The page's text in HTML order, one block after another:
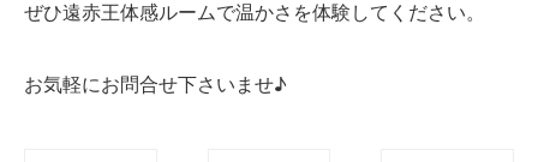
ぜひ遠赤王体感ルームで温かさを体験してください。
お気軽にお問合せ下さいませ♪